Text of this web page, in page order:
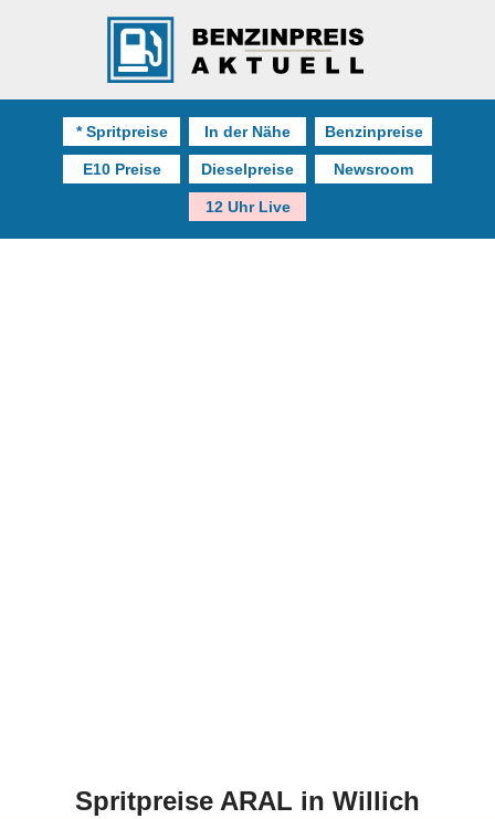
* Spritpreise In der Nähe Benzinpreise
E10 Preise Dieselpreise Newsroom
12 Uhr Live
Spritpreise ARAL in Willich